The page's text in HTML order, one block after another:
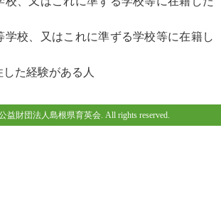
校、又はこれに準ずる学校等に在籍し
た経験がある人
益財団法人島根県育英会. All rights reserved.